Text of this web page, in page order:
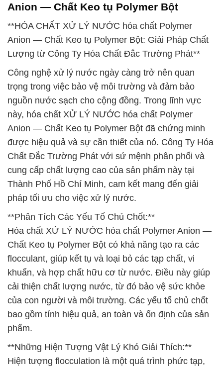
Anion — Chất Keo tụ Polymer Bột
**HÓA CHẤT XỬ LÝ NƯỚC hóa chất Polymer
Anion — Chất Keo tụ Polymer Bột: Giải Pháp Chất
Lượng từ Công Ty Hóa Chất Đắc Trường Phát**
Công nghệ xử lý nước ngày càng trở nên quan
trọng trong việc bảo vệ môi trường và đảm bảo
nguồn nước sạch cho cộng đồng. Trong lĩnh vực
này, hóa chất XỬ LÝ NƯỚC hóa chất Polymer
Anion — Chất Keo tụ Polymer Bột đã chứng minh
được hiệu quả và sự cần thiết của nó. Công Ty Hóa
Chất Đắc Trường Phát với sứ mệnh phân phối và
cung cấp chất lượng cao của sản phẩm này tại
Thành Phố Hồ Chí Minh, cam kết mang đến giải
pháp tối ưu cho việc xử lý nước.
**Phân Tích Các Yếu Tố Chủ Chốt:**
Hóa chất XỬ LÝ NƯỚC hóa chất Polymer Anion —
Chất Keo tụ Polymer Bột có khả năng tạo ra các
flocculant, giúp kết tụ và loại bỏ các tạp chất, vi
khuẩn, và hợp chất hữu cơ từ nước. Điều này giúp
cải thiện chất lượng nước, từ đó bảo vệ sức khỏe
của con người và môi trường. Các yếu tố chủ chốt
bao gồm tính hiệu quả, an toàn và ổn định của sản
phẩm.
**Những Hiện Tượng Vật Lý Khó Giải Thích:**
Hiện tượng flocculation là một quá trình phức tạp,